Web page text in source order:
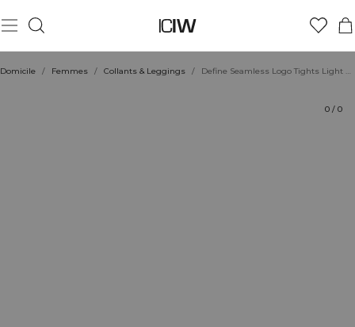
Domicile / Femmes / Collants & Leggings / Define Seamless Logo Tights Light Grey
0 / 0